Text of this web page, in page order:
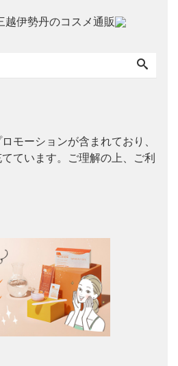
モーションが含まれており、
ています。ご理解の上、ご利